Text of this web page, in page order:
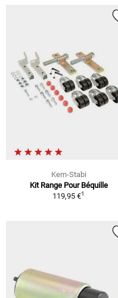
Kern-Stabi
Kit Range Pour Béquille
119,95 €1